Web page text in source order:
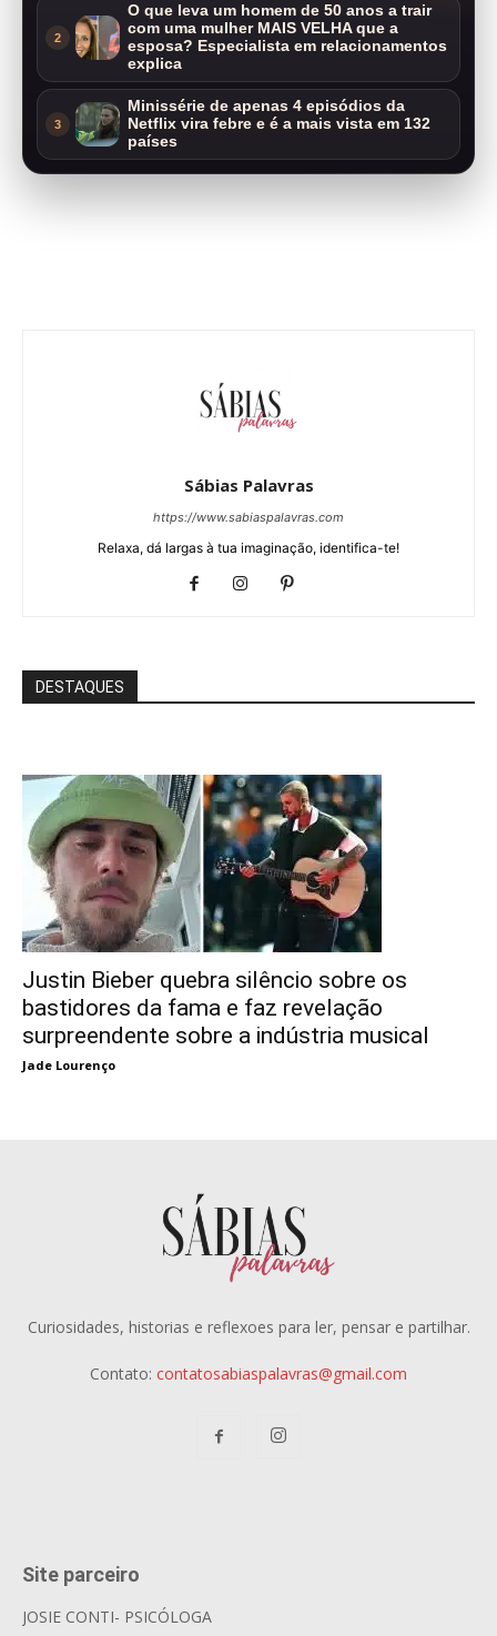
2
O que leva um homem de 50 anos a trair
com uma mulher MAIS VELHA que a
esposa? Especialista em relacionamentos
explica
3
Minissérie de apenas 4 episódios da
Netflix vira febre e é a mais vista em 132
países
Sábias Palavras
https://www.sabiaspalavras.com
Relaxa, dá largas à tua imaginação, identifica-te!
DESTAQUES
Justin Bieber quebra silêncio sobre os
bastidores da fama e faz revelação
surpreendente sobre a indústria musical
Jade Lourenço
Curiosidades, historias e reflexoes para ler, pensar e partilhar.
Contato: contatosabiaspalavras@gmail.com
Site parceiro
JOSIE CONTI- PSICÓLOGA